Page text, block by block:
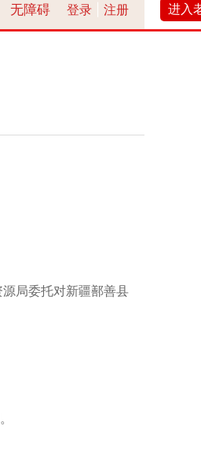
无障碍 登录| 注册 进入
源局委托对新疆鄯善县